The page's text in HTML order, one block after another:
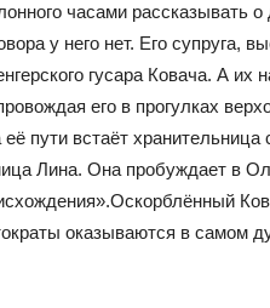
часами рассказывать
у него нет. Его супруга,
гусара Ковача. А
его в прогулках
пути встаёт
Лина. Она пробуждает в
оказываются в самом